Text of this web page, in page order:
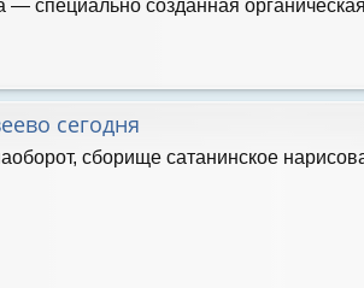
— специально созданная
сегодня
сборище сатанинское